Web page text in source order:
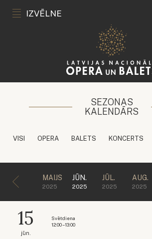
IZVĒLNE
SEZONAS
KALENDĀRS
VISI OPERA BALETS KONCERTS
MAIJS
2025
JŪN.
2025
JŪL.
2025
AUG.
2025
15
jūn.
Svētdiena
12:00 – 13:00